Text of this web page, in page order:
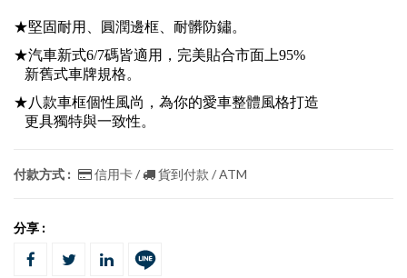
★堅固耐用、圓潤邊框、耐髒防鏽。
★汽車新式6/7碼皆適用，完美貼合市面上95%
新舊式車牌規格。
★八款車框個性風尚，為你的愛車整體風格打造
更具獨特與一致性。
付款方式 : 信用卡 / 貨到付款 / ATM
分享 :